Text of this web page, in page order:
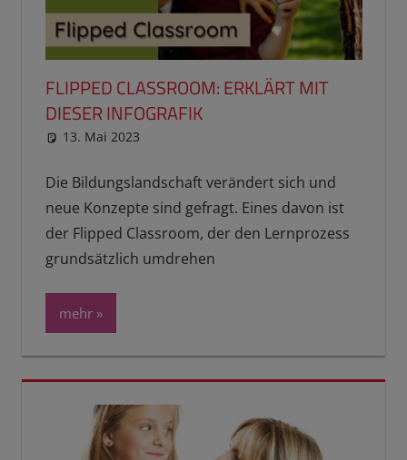
FLIPPED CLASSROOM: ERKLÄRT MIT
DIESER INFOGRAFIK
13. Mai 2023
Die Bildungslandschaft verändert sich und
neue Konzepte sind gefragt. Eines davon ist
der Flipped Classroom, der den Lernprozess
grundsätzlich umdrehen
mehr